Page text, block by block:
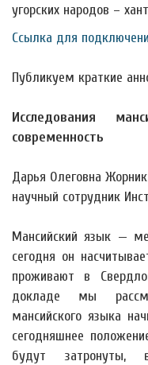
угорских народов –
Ссылка для
Публикуем краткие
Исследования
современность
Дарья Олеговна Жорник
научный сотрудник
Мансийский язык —
сегодня он
проживают в
докладе мы
мансийского языка
сегодняшнее
будут затронуты,